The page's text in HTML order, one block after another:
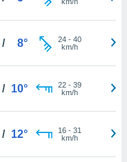
/ 8° 24- 40
km/h
/ 10° 22- 39
km/h
/ 12° 16- 31
km/h